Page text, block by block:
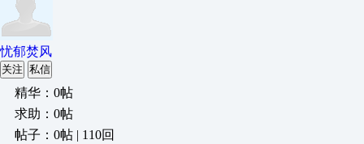
忧郁焚风
关注 私信
精华：0帖
求助：0帖
帖子：0帖 | 110回